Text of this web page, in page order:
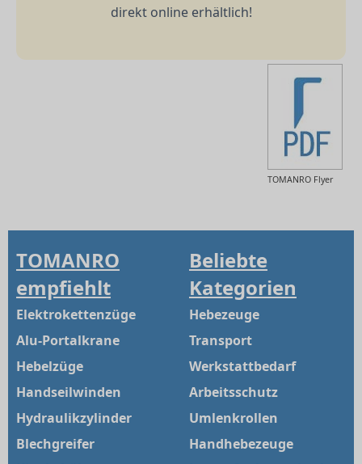
direkt online erhältlich!
TOMANRO Flyer
TOMANRO
empfiehlt
Elektrokettenzüge
Alu-Portalkrane
Hebelzüge
Handseilwinden
Hydraulikzylinder
Blechgreifer
Beliebte
Kategorien
Hebezeuge
Transport
Werkstattbedarf
Arbeitsschutz
Umlenkrollen
Handhebezeuge